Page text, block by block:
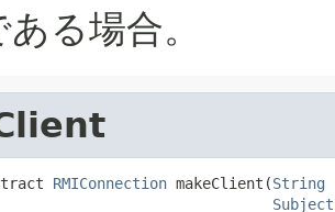
る場合。
RMIConnection makeClient(String
Subject